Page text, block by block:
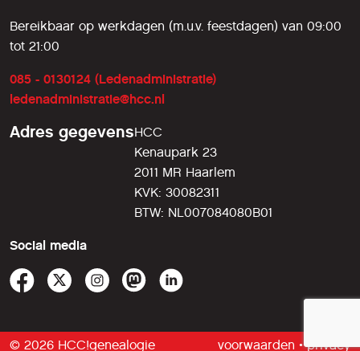
Bereikbaar op werkdagen (m.u.v. feestdagen) van 09:00
tot 21:00
085 - 0130124 (Ledenadministratie)
ledenadministratie@hcc.nl
Adres gegevensHCC
Kenaupark 23
2011 MR Haarlem
KVK: 30082311
BTW: NL007084080B01
Social media
© 2026 HCC!genealogie voorwaarden •privacy